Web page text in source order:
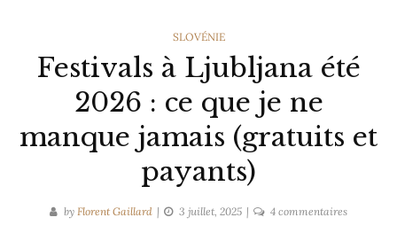
CATEGORIES
SLOVÉNIE
Festivals à Ljubljana été
2026 : ce que je ne
manque jamais (gratuits et
payants)
by Florent Gaillard 3 juillet, 2025 4 commentairessur